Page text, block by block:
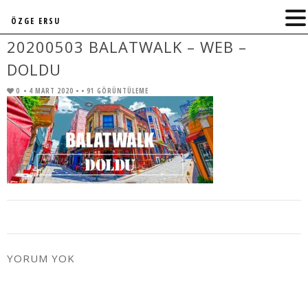
20200503 BALATWALK – WEB –
DOLDU
0 • 4 MART 2020 • • 91 GÖRÜNTÜLEME
YORUM YOK
ÖZGE ERSU